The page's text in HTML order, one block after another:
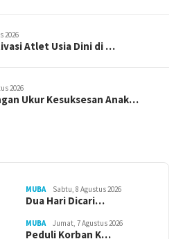
2026
Atlet Usia Dini di …
2026
Ukur Kesuksesan Anak…
MUBA Sabtu, 8 Agustus 2026
Dua Hari Dicari…
MUBA Jumat, 7 Agustus 2026
Peduli Korban K…